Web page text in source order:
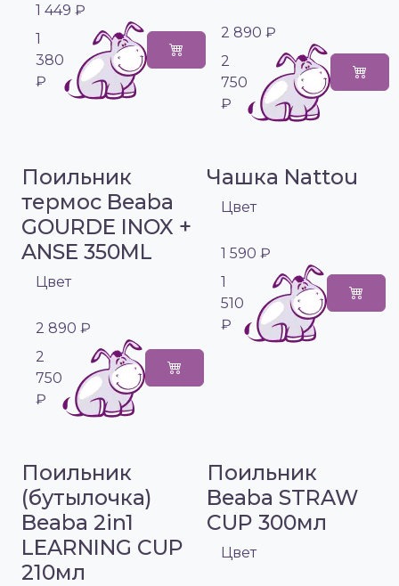
1 449 ₽
1
380
₽
2 890 ₽
2
750
₽
Поильник
термос Beaba
GOURDE INOX +
ANSE 350ML
Цвет
2 890 ₽
2
750
₽
Чашка Nattou
Цвет
1 590 ₽
1
510
₽
Поильник
(бутылочка)
Beaba 2in1
LEARNING CUP
210мл
Поильник
Beaba STRAW
CUP 300мл
Цвет